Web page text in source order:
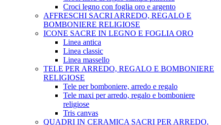
Croci legno con foglia oro e argento
AFFRESCHI SACRI ARREDO, REGALO E
BOMBONIERE RELIGIOSE
ICONE SACRE IN LEGNO E FOGLIA ORO
Linea antica
Linea classic
Linea massello
TELE PER ARREDO, REGALO E BOMBONIERE
RELIGIOSE
Tele per bomboniere, arredo e regalo
Tele maxi per arredo, regalo e bomboniere
religiose
Tris canvas
QUADRI IN CERAMICA SACRI PER ARREDO,